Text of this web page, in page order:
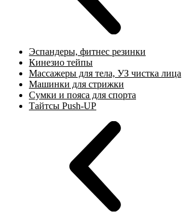
Эспандеры, фитнес резинки
Кинезио тейпы
Массажеры для тела, УЗ чистка лица
Машинки для стрижки
Сумки и пояса для спорта
Тайтсы Push-UP